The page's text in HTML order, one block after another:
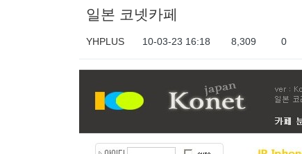
일본 코넷카페
YHPLUS 10-03-23 16:18 8,309 0